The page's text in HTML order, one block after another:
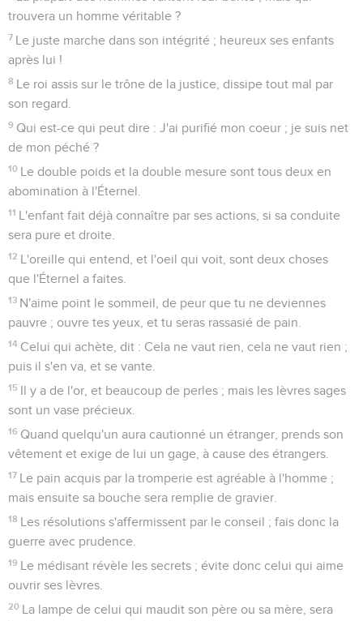
trouvera un homme véritable ?
7 Le juste marche dans son intégrité ; heureux ses enfants
après lui !
8 Le roi assis sur le trône de la justice, dissipe tout mal par
son regard.
9 Qui est-ce qui peut dire : J'ai purifié mon coeur ; je suis net
de mon péché ?
10 Le double poids et la double mesure sont tous deux en
abomination à l'Éternel.
11 L'enfant fait déjà connaître par ses actions, si sa conduite
sera pure et droite.
12 L'oreille qui entend, et l'oeil qui voit, sont deux choses
que l'Éternel a faites.
13 N'aime point le sommeil, de peur que tu ne deviennes
pauvre ; ouvre tes yeux, et tu seras rassasié de pain.
14 Celui qui achète, dit : Cela ne vaut rien, cela ne vaut rien ;
puis il s'en va, et se vante.
15 Il y a de l'or, et beaucoup de perles ; mais les lèvres sages
sont un vase précieux.
16 Quand quelqu'un aura cautionné un étranger, prends son
vêtement et exige de lui un gage, à cause des étrangers.
17 Le pain acquis par la tromperie est agréable à l'homme ;
mais ensuite sa bouche sera remplie de gravier.
18 Les résolutions s'affermissent par le conseil ; fais donc la
guerre avec prudence.
19 Le médisant révèle les secrets ; évite donc celui qui aime
ouvrir ses lèvres.
20 La lampe de celui qui maudit son père ou sa mère, sera